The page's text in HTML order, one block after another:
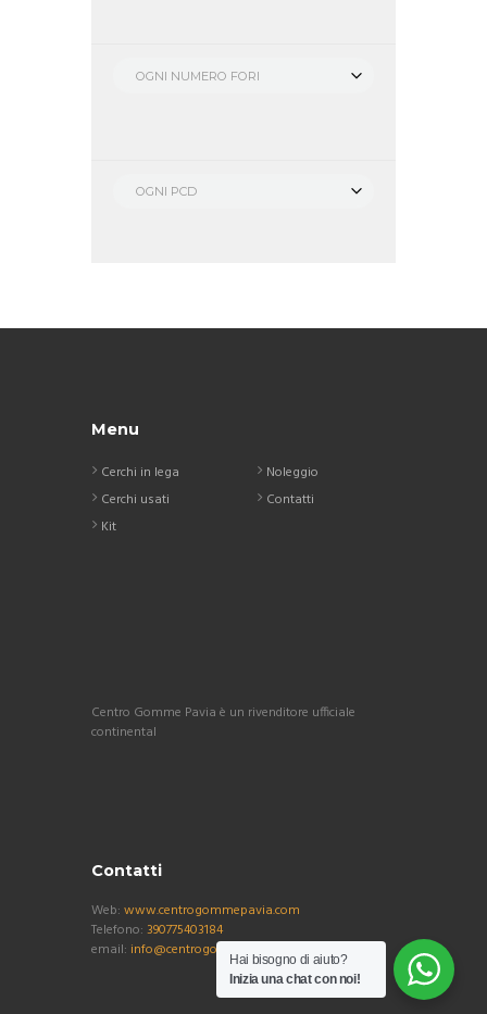
OGNI NUMERO FORI
OGNI PCD
Menu
Cerchi in lega
Cerchi usati
Kit
Noleggio
Contatti
Centro Gomme Pavia è un rivenditore ufficiale
continental
Contatti
Web: www.centrogommepavia.com
Telefono: 390775403184
email: info@centrogommepavia.com
Hai bisogno di aiuto?
Inizia una chat con noi!